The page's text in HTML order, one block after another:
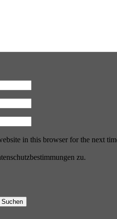
in this browser for the next
zu.
Suchen